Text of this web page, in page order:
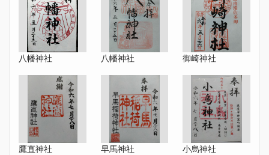
八幡神社 八幡神社 御崎神社
鷹直神社 早馬神社 小烏神社